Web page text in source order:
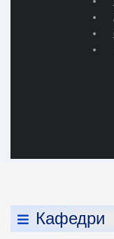
Кафедри